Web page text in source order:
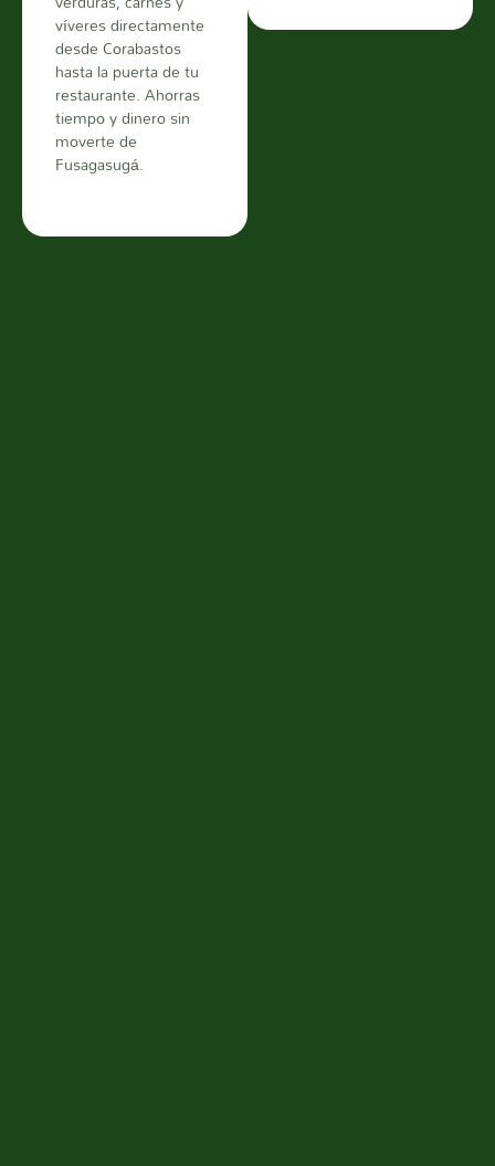
víveres directamente
desde Corabastos
hasta la puerta de tu
restaurante. Ahorras
tiempo y dinero sin
moverte de
Fusagasugá.